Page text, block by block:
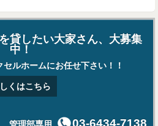
貸したい大家さん、大募集
中！
ルホームにお任せ下さい！！
くはこちら
03-6434-7138